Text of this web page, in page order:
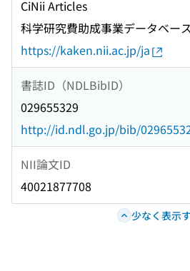
CiNii Articles
科学研究費助成事業データベー
https://kaken.nii.ac.jp/ja
書誌ID（NDLBibID）
029655329
http://id.ndl.go.jp/bib/
NII論文ID
40021877708
少なく表示